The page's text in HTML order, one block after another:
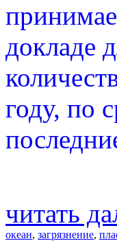
докладе
году, по
читать
океан, загрязнение,